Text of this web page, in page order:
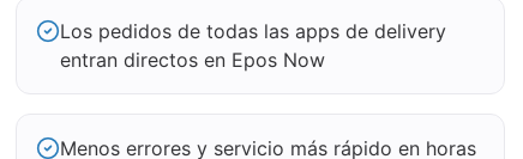
Los pedidos de todas las apps de delivery
entran directos en Epos Now
Menos errores y servicio más rápido en horas